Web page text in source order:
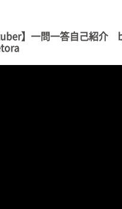
】一問一答自己紹介